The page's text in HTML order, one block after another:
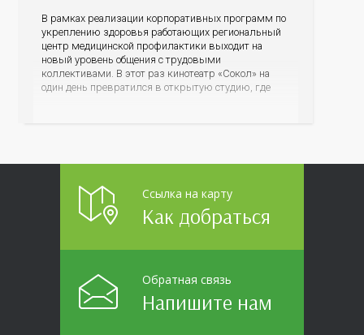
В рамках реализации корпоративных программ по
укреплению здоровья работающих региональный
центр медицинской профилактики выходит на
новый уровень общения с трудовыми
коллективами. В этот раз кинотеатр «Сокол» на
один день превратился в открытую студию, где
Ссылка на карту
Как добраться
Обратная связь
Напишите нам